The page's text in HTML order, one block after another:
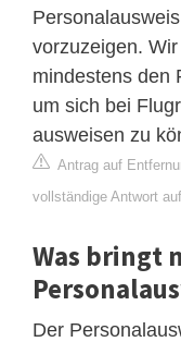
vorzuzeigen.
mindestens den
um sich bei
ausweisen zu
Antrag auf
vollständige Antwort
Was bringt
Der